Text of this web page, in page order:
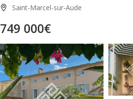
Saint-Marcel-sur-Aude
749 000€